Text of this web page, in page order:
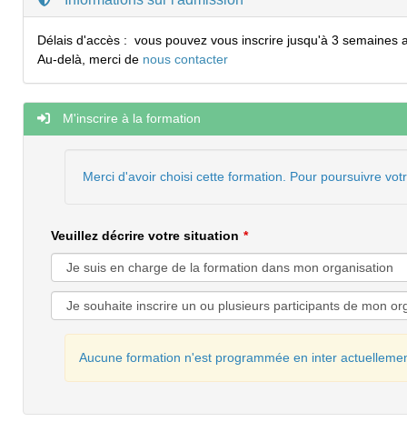
Délais d'accès : vous pouvez vous inscrire jusqu'à 3 semaines
Au-delà, merci de nous contacter
M'inscrire à la formation
Merci d'avoir choisi cette formation. Pour poursuivre
Veuillez décrire votre situation
Aucune formation n'est programmée en inter